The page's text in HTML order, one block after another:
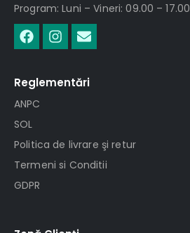
Program: Luni – Vineri: 09.00 – 17.00
Reglementări
ANPC
SOL
Politica de livrare şi retur
Termeni si Conditii
GDPR